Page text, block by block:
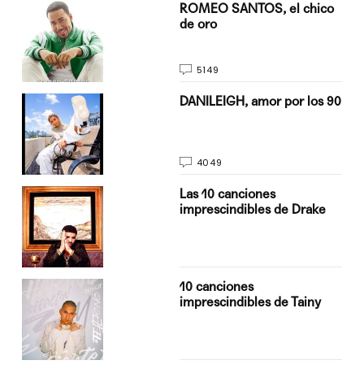
ROMEO SANTOS, el chico
de oro
5149
DANILEIGH, amor por los 90
4049
Las 10 canciones
imprescindibles de Drake
10 canciones
imprescindibles de Tainy